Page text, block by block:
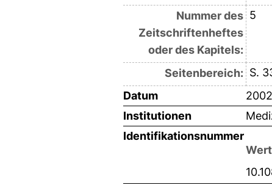
Nummer des
Zeitschriftenheftes
oder des Kapitels:
5
Seitenbereich: S.
Datum
2002
Institutionen
Identifikationsnummer
Wert